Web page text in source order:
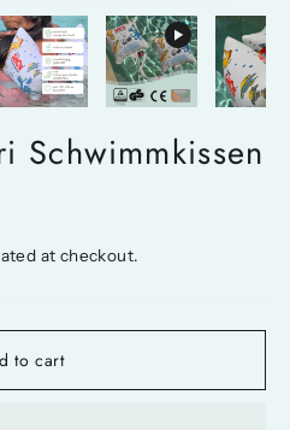
Schwimmkissen
at checkout.
to cart